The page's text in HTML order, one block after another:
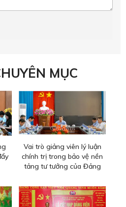
MỤC
Vai trò giảng viên lý luận
chính trị trong bảo vệ nền
tảng tư tưởng của Đảng